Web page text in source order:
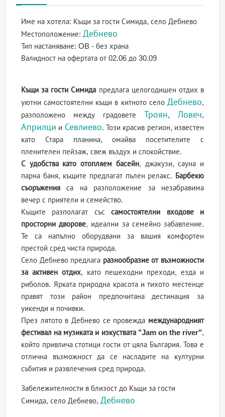
Име на хотела: Къщи за гости Симида, село Дебнево
Местоположение: Дебнево
Тип настаняване:OB - без храна
Валидност на офертатаот 02.06 до 30.09
Къщи за гости Симида предлага целогодишен отдих в
уютни самостоятелни къщи в китното село Дебнево,
разположено между градовете Троян, Ловеч,
Априлци и Севлиево. Този красив регион, известен
като Стара планина, омайва посетителите с
пленителен пейзаж, свеж въздух и спокойствие.
С удобства като отопляем басейн, джакузи, сауна и
парна баня, къщите предлагат пълен релакс. Барбекю
съоръжения са на разположение за незабравима
вечер с приятели и семейство.
Къщите разполагат съссамостоятелни входове и
просторни дворове, идеални за семейно забавление.
Те са напълно оборудвани за вашия комфортен
престой сред чиста природа.
Село Дебнево предлага разнообразие от възможности
за активен отдих, като пешеходни преходи, езда и
риболов. Ярката природна красота и тихото местенце
правят този район предпочитана дестинация за
уикенди и почивки.
През лятото в Дебнево се провежда международният
фестивал на музиката и изкуствата "Jam on the river",
който привлича стотици гости от цяла България. Това е
отлична възможност да се насладите на културни
събития и развлечения сред природа.
Забележителности в близост до Къщи за гости
Симида, село Дебнево, Дебнево